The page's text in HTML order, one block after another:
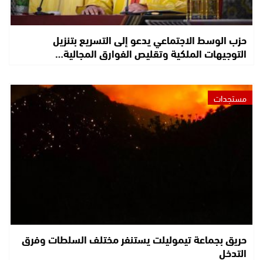
حزب الوسط الاجتماعي يدعو إلى التسريع بتنزيل
التوجيهات الملكية وتقليص الفوارق المجالية…
مستجدات
حريق بجماعة تيموليلت يستنفر مختلف السلطات وفرق
التدخل